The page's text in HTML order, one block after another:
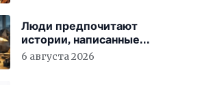
Люди предпочитают
истории, написанные
ИИ, особенно когда им
6 августа 2026